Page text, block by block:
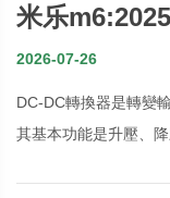
米乐
器市場調查
告
2026-07-26
DC-DC轉換器是轉變
其基本功能是升壓、降